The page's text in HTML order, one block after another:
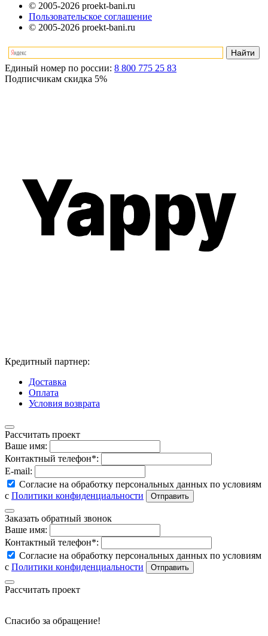
© 2005-2026 proekt-bani.ru
Пользовательское соглашение
© 2005-2026 proekt-bani.ru
Единый номер по россии: 8 800 775 25 83
Подписчикам скидка 5%
Кредитный партнер:
Доставка
Оплата
Условия возврата
Рассчитать проект
Ваше имя:
Контактный телефон*:
E-mail:
Согласие на обработку персональных данных по условиям
с Политики конфиденциальности
Заказать обратный звонок
Ваше имя:
Контактный телефон*:
Согласие на обработку персональных данных по условиям
с Политики конфиденциальности
Рассчитать проект
Спасибо за обращение!